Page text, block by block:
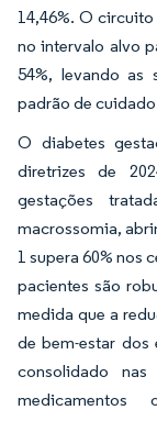
14,46%. O
no intervalo alvo
54%, levando as
padrão de
O diabetes
diretrizes de
gestações
macrossomia,
1 supera 60% nos
pacientes são
medida que a
de bem-estar dos
consolidado
medicamentos